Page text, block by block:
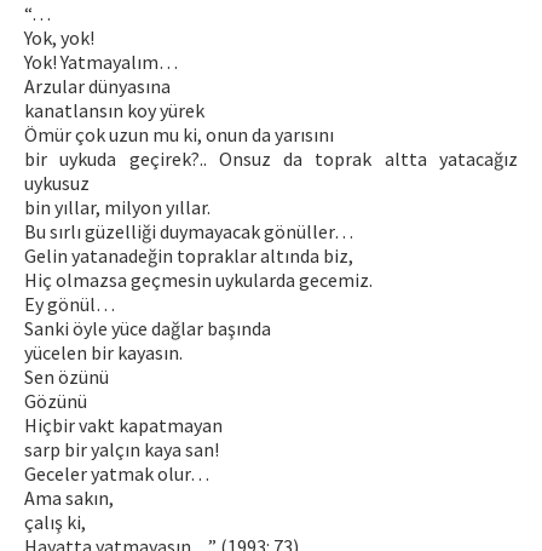
“…
Yok, yok!
Yok! Yatmayalım…
Arzular dünyasına
kanatlansın koy yürek
Ömür çok uzun mu ki, onun da yarısını
bir uykuda geçirek?.. Onsuz da toprak altta yatacağız
uykusuz
bin yıllar, milyon yıllar.
Bu sırlı güzelliği duymayacak gönüller…
Gelin yatanadeğin topraklar altında biz,
Hiç olmazsa geçmesin uykularda gecemiz.
Ey gönül…
Sanki öyle yüce dağlar başında
yücelen bir kayasın.
Sen özünü
Gözünü
Hiçbir vakt kapatmayan
sarp bir yalçın kaya san!
Geceler yatmak olur…
Ama sakın,
çalış ki,
Hayatta yatmayasın…” (1993: 73).